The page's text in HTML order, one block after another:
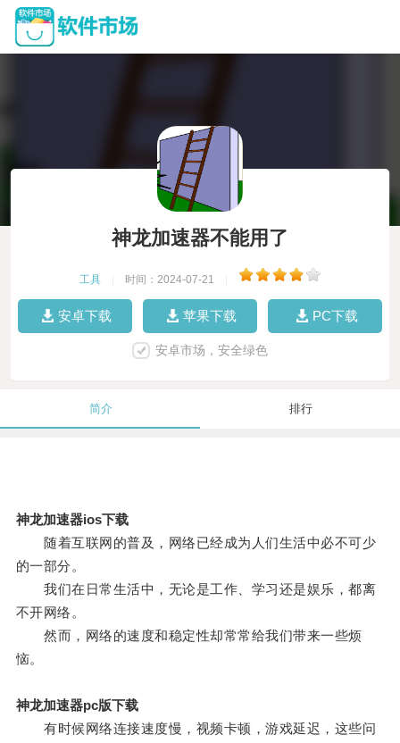
神龙加速器不能用了
工具 时间：2024-07-21
安卓下载 苹果下载 PC下载
安卓市场，安全绿色
简介 排行
神龙加速器ios下载
随着互联网的普及，网络已经成为人们生活中必不可少
的一部分。
我们在日常生活中，无论是工作、学习还是娱乐，都离
不开网络。
然而，网络的速度和稳定性却常常给我们带来一些烦
恼。
神龙加速器pc版下载
有时候网络连接速度慢，视频卡顿，游戏延迟，这些问